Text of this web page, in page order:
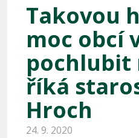
Takovou
moc obcí
pochlubit
říká
Hroch
24. 9. 2020